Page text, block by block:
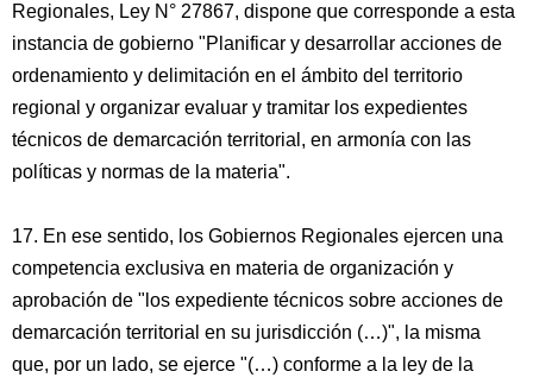
Regionales, Ley N° 27867, dispone que corresponde a esta
instancia de gobierno "Planificar y desarrollar acciones de
ordenamiento y delimitación en el ámbito del territorio
regional y organizar evaluar y tramitar los expedientes
técnicos de demarcación territorial, en armonía con las
políticas y normas de la materia".
17. En ese sentido, los Gobiernos Regionales ejercen una
competencia exclusiva en materia de organización y
aprobación de "los expediente técnicos sobre acciones de
demarcación territorial en su jurisdicción (…)", la misma
que, por un lado, se ejerce "(…) conforme a la ley de la